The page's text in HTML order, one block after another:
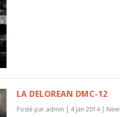
LA DELOREAN DMC-12
Posté par admin | 4 Jan 2014|